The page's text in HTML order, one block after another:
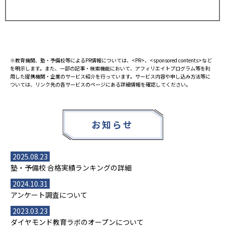
※教育機関、塾・予備校等によるPR情報については、<PR>、<sponsored contents>など
を明示します。また、一部の記事・検索機能において、アフィリエイトプログラム等を利
用した提携機関・企業のサービス紹介を行っています。サービス内容や申し込み方法等に
ついては、リンク先の各サービスのページにある詳細情報を確認してください。
お知らせ
2025.08.23
塾・予備校 合格実績ランキングの詳細
2024.10.31
アンケート調査について
2023.03.23
ダイヤモンド教育ラボのオープンについて